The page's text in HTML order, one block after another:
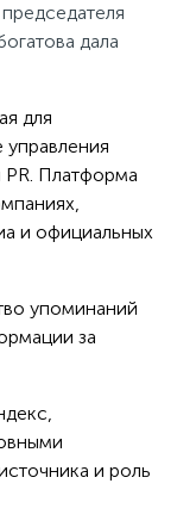
дала
для
PR. Платформа
и официальных
упоминаний
за
и роль